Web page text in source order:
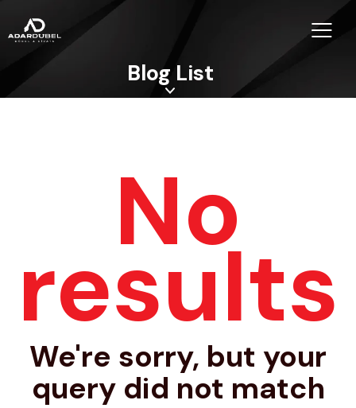
Blog List
No
results
We're sorry, but your
query did not match